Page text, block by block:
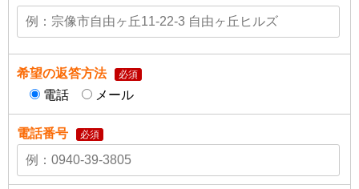
希望の返答方法 必須
電話 メール
電話番号 必須